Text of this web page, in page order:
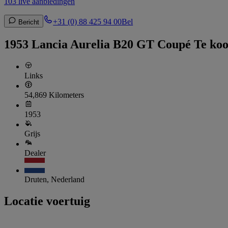
Bericht +31 (0) 88 425 94 00Bel
1953 Lancia Aurelia B20 GT Coupé Te
Links
54,869 Kilometers
1953
Grijs
Dealer
Druten, Nederland
Locatie voertuig